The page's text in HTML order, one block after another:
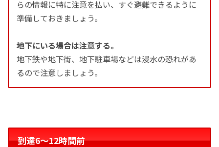
らの情報に特に注意を払い、すぐ避難できるように
準備しておきましょう。
地下にいる場合は注意する。
地下鉄や地下街、地下駐車場などは浸水の恐れがあ
るので注意しましょう。
到達6〜12時間前